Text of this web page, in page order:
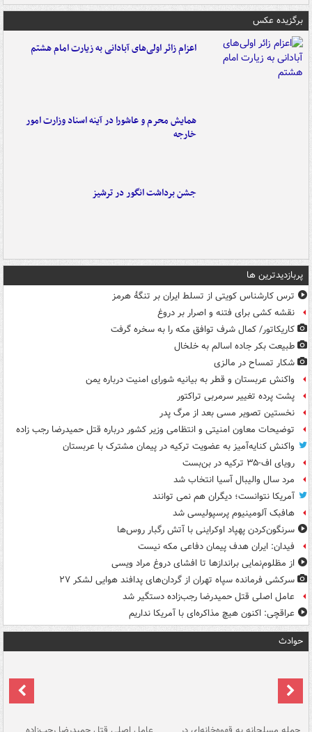
برگزیده عکس
اعزام زائر اولی‌های آبادانی به زیارت امام هشتم
همایش محرم و عاشورا در آینه اسناد وزارت امور
خارجه
جشن برداشت انگور در ترشیز
پربازدیدترین ها
ترس کارشناس کویتی از تسلط ایران بر تنگۀ هرمز
نقشه کشی برای فتنه و اصرار بر دروغ
کاریکاتور/ کمال شرف توافق مکه را به سخره گرفت
طبیعت بکر جاده اسالم به خلخال
شکار تمساح در مالزی
واکنش عربستان و قطر به بیانیه شورای امنیت درباره یمن
پشت پرده تغییر سرمربی تراکتور
نخستین تصویر مسی بعد از مرگ پدر
توضیحات معاون امنیتی و انتظامی وزیر کشور درباره قتل حمیدرضا رجب زاده
واکنش کنایه‌آمیز به عضویت ترکیه در پیمان مشترک با عربستان
رویای اف-۳۵ ترکیه در بن‌بست
مرد سال والیبال آسیا انتخاب شد
آمریکا نتوانست؛ دیگران هم نمی توانند
هافبک آلومینیوم پرسپولیسی شد
سرنگون‌کردن پهپاد اوکراینی با آتش رگبار روس‌ها
فیدان: ایران هدف پیمان دفاعی مکه نیست
از مظلوم‌نمایی براندازها تا افشای دروغ مراد ویسی
سرکشی فرمانده سپاه تهران از گردان‌های پدافند هوایی لشکر ۲۷
عامل اصلی قتل حمیدرضا رجب‌زاده دستگیر شد
عراقچی: اکنون هیچ مذاکره‌ای با آمریکا نداریم
حوادث